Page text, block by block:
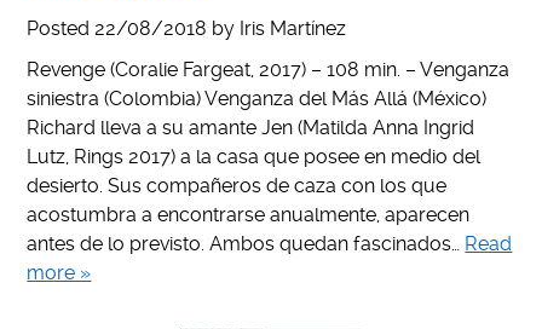
Posted 22/08/2018 by Iris Martínez
Revenge (Coralie Fargeat, 2017) – 108 min. – Venganza
siniestra (Colombia) Venganza del Más Allá (México)
Richard lleva a su amante Jen (Matilda Anna Ingrid
Lutz, Rings 2017) a la casa que posee en medio del
desierto. Sus compañeros de caza con los que
acostumbra a encontrarse anualmente, aparecen
antes de lo previsto. Ambos quedan fascinados… Read
more »